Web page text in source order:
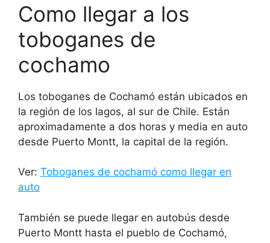
Como llegar a los
toboganes de
cochamo
Los toboganes de Cochamó están ubicados en
la región de los lagos, al sur de Chile. Están
aproximadamente a dos horas y media en auto
desde Puerto Montt, la capital de la región.
Ver: Toboganes de cochamó como llegar en
auto
También se puede llegar en autobús desde
Puerto Montt hasta el pueblo de Cochamó,